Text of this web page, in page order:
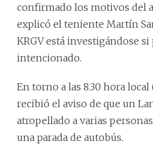
confirmado los motivos del
explicó el teniente Martín
KRGV está investigándose si
intencionado.
En torno a las 8.30 hora local
recibió el aviso de que un
atropellado a varias
una parada de autobús.